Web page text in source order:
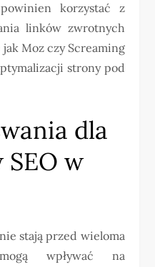
korzystać z
linków zwrotnych
Moz czy Screaming
strony pod
dla
w
stają przed wieloma
wpływać na